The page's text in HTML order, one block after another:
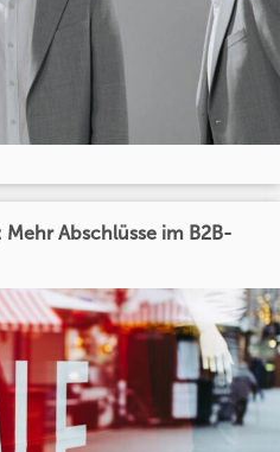
Abschlüsse im B2B-